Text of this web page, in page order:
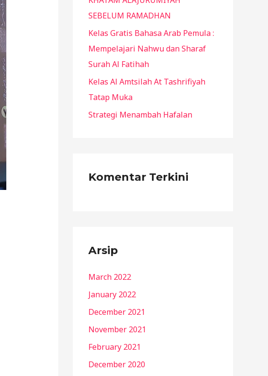
:SEBELUM RAMADHAN
Kelas Gratis Bahasa Arab Pemula :
Mempelajari Nahwu dan Sharaf
Surah Al Fatihah
Kelas Al Amtsilah At Tashrifiyah
Tatap Muka
Strategi Menambah Hafalan
Komentar Terkini
Arsip
March 2022
January 2022
December 2021
November 2021
February 2021
December 2020